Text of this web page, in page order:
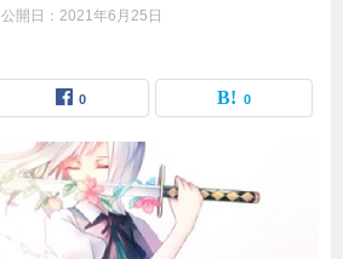
公開日： 2021年6月25日
0 0